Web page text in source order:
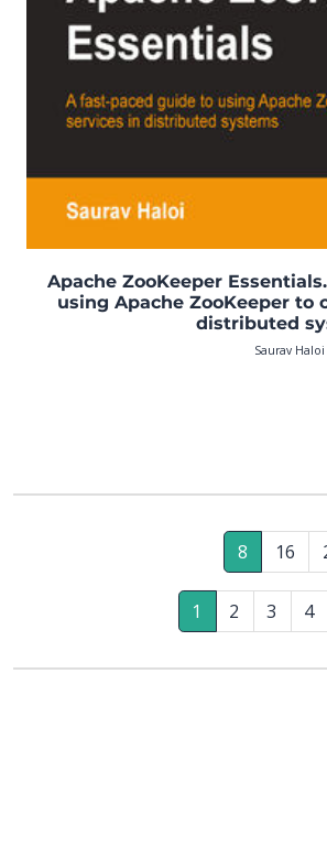
Apache ZooKeeper
using Apache ZooKeeper to
distributed
Saurav Haloi
8 16
1 2 3 4